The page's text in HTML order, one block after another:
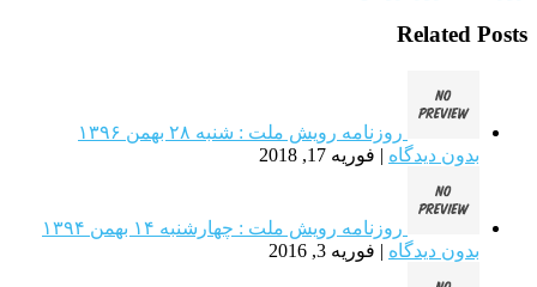
Related Posts
روزنامه رویش ملت : شنبه ۲۸ بهمن ۱۳۹۶
بدون دیدگاه | فوریه 17, 2018
روزنامه رویش ملت : چهارشنبه ۱۴ بهمن ۱۳۹۴
بدون دیدگاه | فوریه 3, 2016